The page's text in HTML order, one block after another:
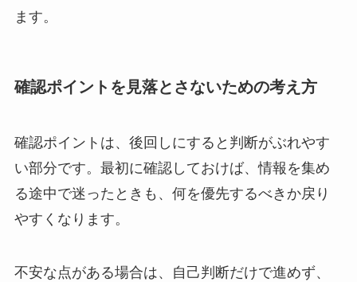
ます。
確認ポイントを見落とさないための考え方
確認ポイントは、後回しにすると判断がぶれやす
い部分です。最初に確認しておけば、情報を集め
る途中で迷ったときも、何を優先するべきか戻り
やすくなります。
不安な点がある場合は、自己判断だけで進めず、